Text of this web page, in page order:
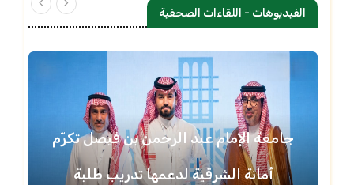
الفيديوهات - اللقاءات الصحفية
جامعة الإمام عبد الرحمن بن فيصل تكرّم
أمانة الشرقية لدعمها تدريب طلبة